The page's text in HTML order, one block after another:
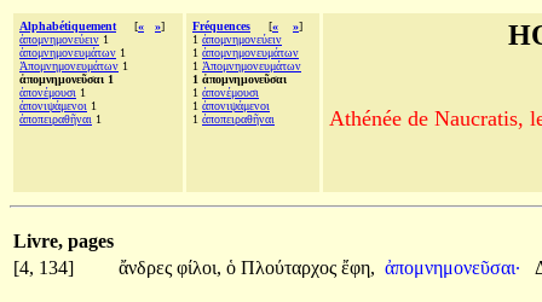
Alphabétiquement [« »]
ἀπομνημονεύειν 1
ἀπομνημονευμάτων 1
Ἀπομνημονευμάτων 1
ἀπομνημονεῦσαι 1
ἀπονέμουσι 1
ἀπονιψάμενοι 1
ἀποπειραθῆναι 1
Fréquences [« »]
1 ἀπομνημονεύειν
1 ἀπομνημονευμάτων
1 Ἀπομνημονευμάτων
1 ἀπομνημονεῦσαι
1 ἀπονέμουσι
1 ἀπονιψάμενοι
1 ἀποπειραθῆναι Athénée de Naucratis,
Livre, pages
[4, 134]
ἄνδρες φίλοι, ὁ Πλούταρχος ἔφη, ἀπομνημονεῦσαι·